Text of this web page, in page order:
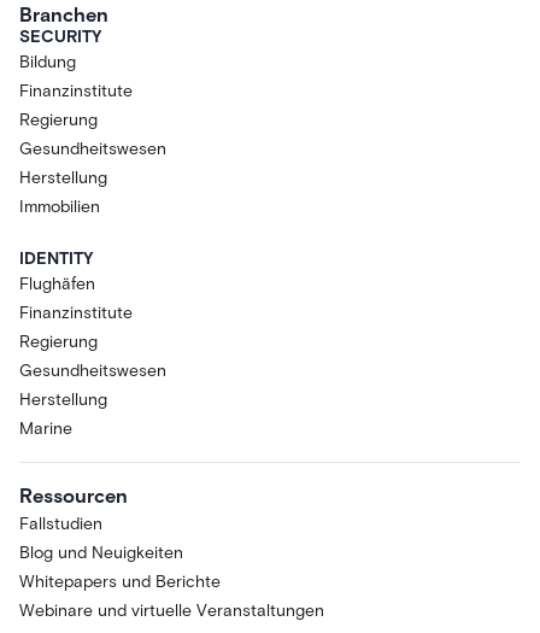
Branchen
SECURITY
Bildung
Finanzinstitute
Regierung
Gesundheitswesen
Herstellung
Immobilien
IDENTITY
Flughäfen
Finanzinstitute
Regierung
Gesundheitswesen
Herstellung
Marine
Ressourcen
Fallstudien
Blog und Neuigkeiten
Whitepapers und Berichte
Webinare und virtuelle Veranstaltungen